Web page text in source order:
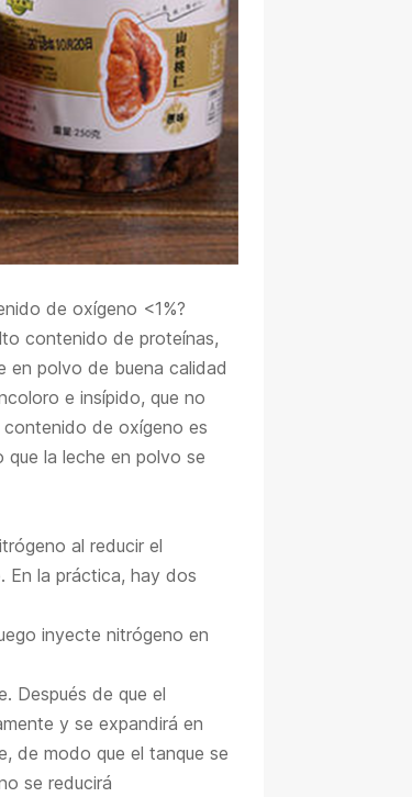
de oxígeno <1%?
contenido de proteínas,
en polvo de buena calidad
e insípido, que no
contenido de oxígeno es
que la leche en polvo se
al reducir el
En la práctica, hay dos
inyecte nitrógeno en
Después de que el
y se expandirá en
de modo que el tanque se
se reducirá